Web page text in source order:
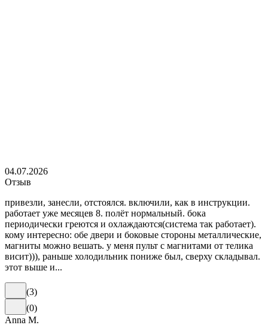
04.07.2026
Отзыв
привезли, занесли, отстоялся. включили, как в инструкции.
работает уже месяцев 8. полёт нормальный. бока
периодически греются и охлаждаются(система так работает).
кому интересно: обе двери и боковые стороны металлические,
магниты можно вешать. у меня пульт с магнитами от телика
висит))), раньше холодильник пониже был, сверху складывал.
этот выше и...
(3)
(0)
Anna M.